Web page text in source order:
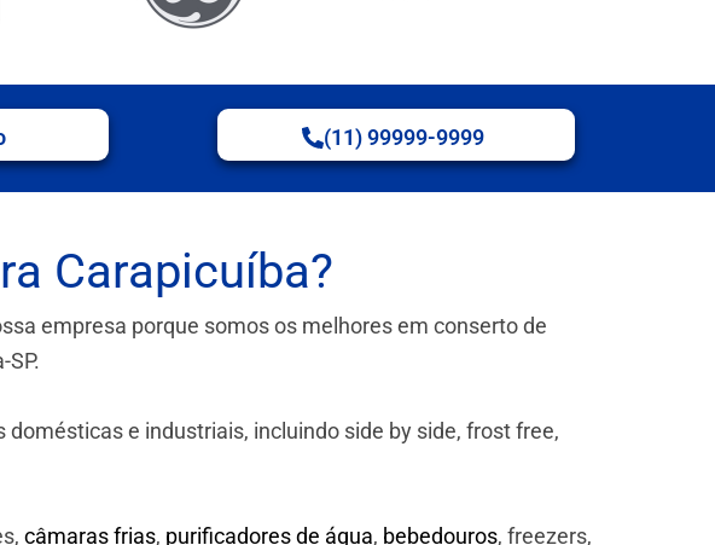
(11) 99999-9999
Carapicuíba?
empresa porque somos os melhores em conserto de
e industriais, incluindo side by side, frost free,
câmaras frias, purificadores de água, bebedouros, freezers,